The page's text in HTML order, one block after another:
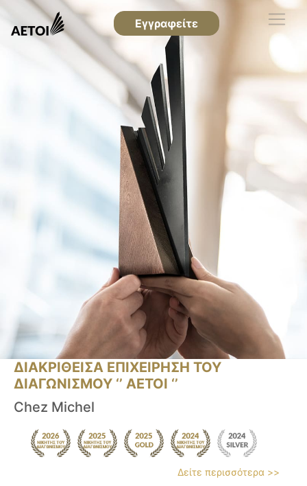
Εγγραφείτε
ΔΙΑΚΡΙΘΕΙΣΑ ΕΠΙΧΕΙΡΗΣΗ ΤΟΥ
ΔΙΑΓΩΝΙΣΜΟΥ ‘’ ΑΕΤΟΙ ‘’
Chez Michel
Δείτε περισσότερα >>